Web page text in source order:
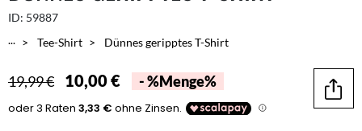
ID: 59887
...
Tee-Shirt Dünnes geripptes T-Shirt
19,99 € 10,00 € - %Menge% Teilen